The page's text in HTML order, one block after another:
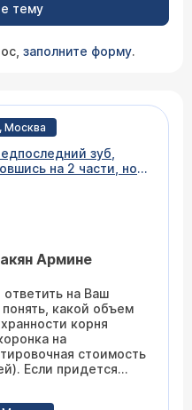
тему
заполните форму.
Москва
зуб,
на 2 части, но
пожалуйста,
остатка зуба
стоить установка
Армине
на Ваш
какой объем
корня
на
стоимость
Если придется